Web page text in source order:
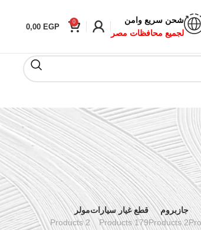
شحن سريع وامن
لجميع محافظات مصر
0
0,00 EGP
جازبروم
2 Products
قطع غيار سيارات
179 Products
مولر
2 Products